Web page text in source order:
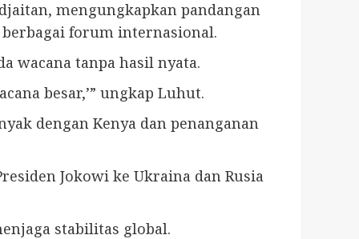
mengungkapkan pandangan
forum internasional.
wacana tanpa hasil nyata.
besar,’” ungkap Luhut.
dengan Kenya dan penanganan
Jokowi ke Ukraina dan Rusia
stabilitas global.